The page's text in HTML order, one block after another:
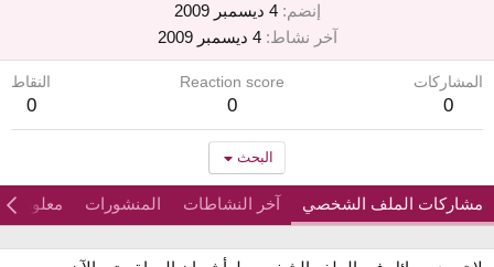
إنضم
4 ديسمبر 2009
آخر نشاط 4 ديسمبر 2009
المشاركات
0
Reaction score
0
النقاط
0
البحث
مشاركات الملف الشخصي آخر النشاطات المنشورات معلومات